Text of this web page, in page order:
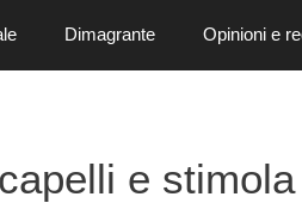
Dimagrante Opinioni e
e